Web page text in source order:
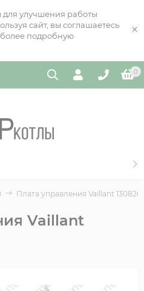
улучшения работы
сайт, вы соглашаетесь
подробную
×
0
Плата управления Vaillant 130826
Vaillant